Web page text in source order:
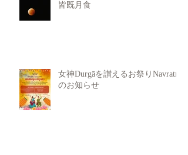
皆既月食
女神Durgāを讃えるお祭りNavratri
のお知らせ